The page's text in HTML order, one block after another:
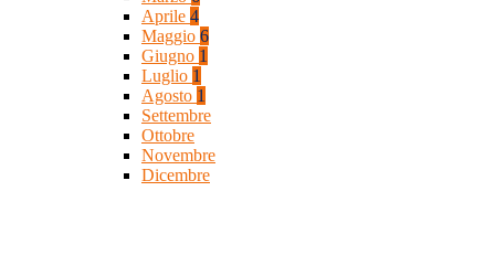
Aprile 4
Maggio 6
Giugno 1
Luglio 1
Agosto 1
Settembre
Ottobre
Novembre
Dicembre